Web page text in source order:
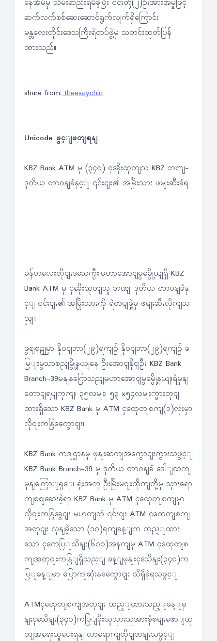
နေအိမ်မှ သိမ်းဆည်းရမိခဲ့ပြီး ၎င်းတို့(၂)ဦးအားအမှုဖြင့်
ဆက်လက်စစ်ဆေးဆောင်ရွက်လျက်ရှိကြောင်း
မန္တလေးတိုင်းဒေသကြီးရဲတပ်ဖွဲ့မှ သတင်းထုတ်ပြန်
ထားသည်။
share from:theesaychin
Unicode ဖွင့ျဖတျရနျ
KBZ Bank ATM မှ (၃၄၀) ငှခေိုးထုတျသူ KBZ ဘဏျ-
ဒုတိယ တာဝနျခံနှင့ျ ၎င်းငျး၏ အမြိုးသား ဖမျးဆီးခံရ
မန်တလေးတိုငျးဒသေကွီး၊မဟာအောငျမွမွေို့ယျရှိ KBZ
Bank ATM မှ ငှခေိုးထုတျသူ ဘဏျ-ဒုတိယ တာဝနျခံနှ
င့ျ ၎င်းငျး၏ အမြိုးသားကို ရဲတပျဖှဲ့မှ ဖမျးဆီးလိုကျသ
ညျ။
ဖွဈစဉျမှာ နိုဝငျဘာ(၂၉)ရကျ၌ နိုဝငျဘာ(၂၉)ရကျ၌ ခ
မြျးမွသာစညျမွို့နယျနေ ဦးအောငျနိုငျဦး KBZ Bank
Branch-39မနျနဂြောသညျမဟာအောငျမွမွေို့နယျ၊ရဲမှနျ
တောငျရပျကှကျ၊ ၃၅လမျး၊ ၅၃ x၅၄လမျးကွားတှငျ
ထားရှိသော KBZ Bank မှ ATM ငှထေုတျစကျ(၁)လုံးမှာ
လိုငျးကနြကွေောငျး၊
KBZ Bank ကဒျဌာနမှ ဖုနျးဆကျအကွောငျးကွားသဖွင့ျ
KBZ Bank Branch-39 မှ ဒုတိယ တာဝနျခံ ဒေါျထကျ
မှနျကြောျရှှေ၊ ရုံးအကူ ဦးမြိုးမငျးထိုကျတို့မှ သှားရော
ကျစဈဆေးခဲ့ရာ KBZ Bank မှ ATM ငှထေုတျစကျမှာ
လိုငျးကနြခွေငျး မဟုတျဘဲ ၎င်းငျး ATM ငှထေုတျစကျ
အတှငျး လှနျခဲ့သော (၁၀)ရကျခန့ျက ထည့ျထား
သော ငှကေပြျသိနျး(၆၀၀)အနကျမှ ATM ငှထေုတျစ
ကျအတှငျးကနြျရှိသည့ျ ခန့ျမှနျးငှသေိနျး(၃၄၀)က
ပြျခန့ျမှာ ပြောကျဆုံးနကွေောငျး သိရှိခဲ့ရသဖွင့ျ
ATMငှထေုတျစကျအတှငျး ထည့ျထားသည့ျခန့ျမှ
နျးငှသေိနျး(၃၄၀)ကပြျခိုးယူသှားသူအားစုံစမျးဖောျထု
တျအရေးယူပေးရနျ လာရောကျတိုငျတနျးသဖွင့ျ